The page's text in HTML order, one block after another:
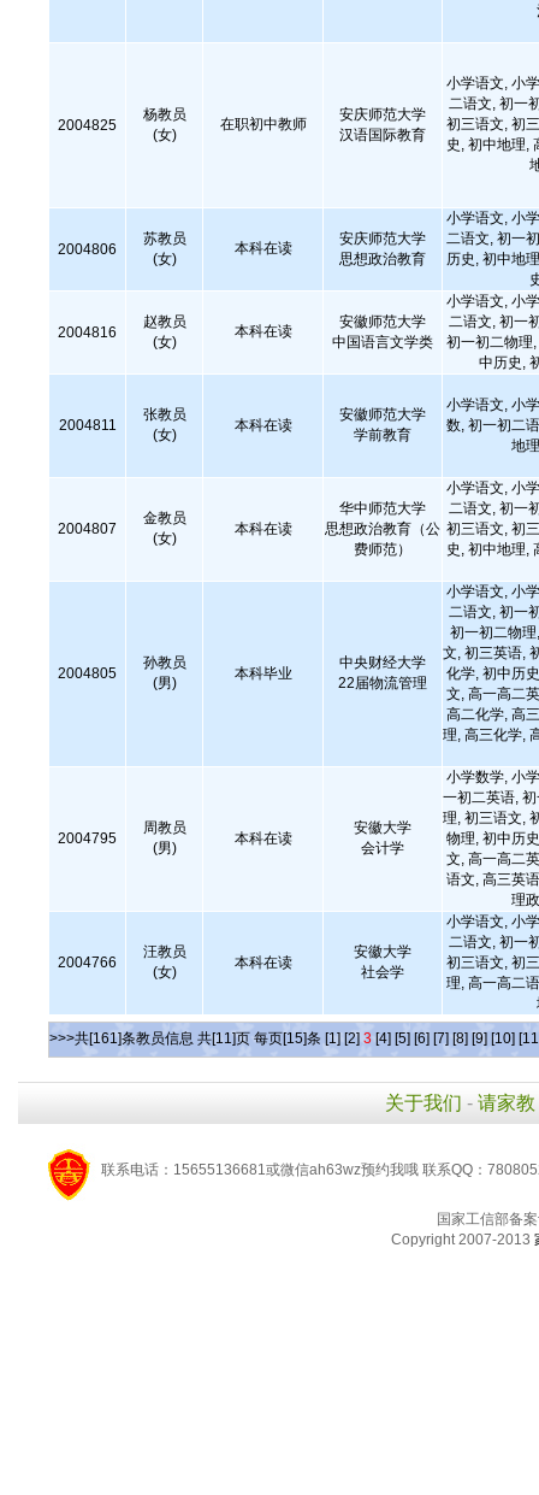
2004825
杨教员
(女)
在职初中教师
安庆师范大学
汉语国际教育
小学语文, 小
二语文, 初一
初三语文, 初
史, 初中地理,
2004806
苏教员
(女)
本科在读
安庆师范大学
思想政治教育
小学语文, 小
二语文, 初一
历史, 初中地
2004816
赵教员
(女)
本科在读
安徽师范大学
中国语言文学类
小学语文, 小
二语文, 初一
初一初二物理
中历史,
2004811
张教员
(女)
本科在读
安徽师范大学
学前教育
小学语文, 小
数, 初一初二
地
2004807
金教员
(女)
本科在读
华中师范大学
思想政治教育（公
费师范）
小学语文, 小
二语文, 初一
初三语文, 初
史, 初中地理,
2004805
孙教员
(男)
本科毕业
中央财经大学
22届物流管理
小学语文, 小
二语文, 初一
初一初二物
文, 初三英语,
化学, 初中历
文, 高一高二
高二化学, 高
理, 高三化学,
2004795
周教员
(男)
本科在读
安徽大学
会计学
小学数学, 小
一初二英语,
理, 初三语文,
物理, 初中历
文, 高一高二
语文, 高三英
理
2004766
汪教员
(女)
本科在读
安徽大学
社会学
小学语文, 小
二语文, 初一
初三语文, 初
理, 高一高二
>>>共[161]条教员信息 共[11]页 每页[15]条 [1] [2] 3 [4] [5] [6] [7] [8] [9] [10]
关于我们 - 请家教
联系电话：15655136681或微信ah63wz预约我哦 联系QQ：
国家工信部备
Copyright 2007-2013